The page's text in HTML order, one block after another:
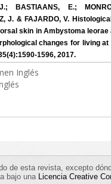
BASTIAANS, E.;
J. & FAJARDO, V.
skin in Ambystoma
changes for living at
1596, 2017.
Inglés
de esta revista, excepto
bajo una Licencia Creative